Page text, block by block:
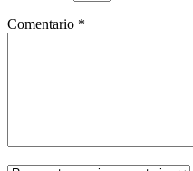
Comentario *